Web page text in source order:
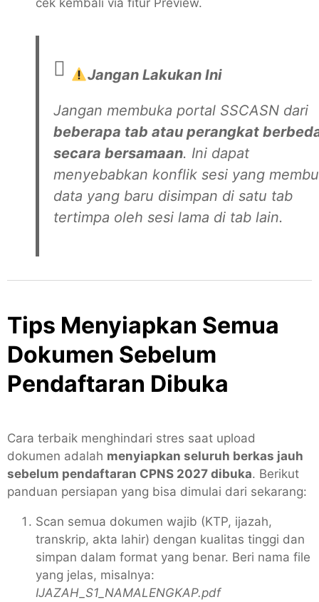
Jangan Lakukan Ini
Jangan membuka portal SSCASN dari
beberapa tab atau perangkat
secara bersamaan. Ini dapat
menyebabkan konflik sesi yang
data yang baru disimpan di satu tab
tertimpa oleh sesi lama di tab lain.
Tips Menyiapkan Semua
Dokumen Sebelum
Pendaftaran Dibuka
Cara terbaik menghindari stres saat upload
dokumen adalah menyiapkan seluruh berkas jauh
sebelum pendaftaran CPNS 2027 dibuka. Berikut
panduan persiapan yang bisa dimulai dari sekarang:
Scan semua dokumen wajib (KTP, ijazah,
transkrip, akta lahir) dengan kualitas tinggi dan
simpan dalam format yang benar. Beri nama file
yang jelas, misalnya:
IJAZAH_S1_NAMALENGKAP.pdf